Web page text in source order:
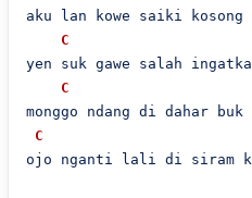
aku lan kowe saiki kosong
C
yen suk gawe salah
C
monggo ndang di dahar
C
ojo nganti lali di siram